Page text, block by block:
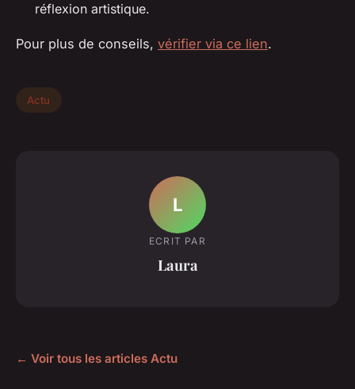
réflexion artistique.
Pour plus de conseils, vérifier via ce lien.
Actu
L
ECRIT PAR
Laura
← Voir tous les articles Actu